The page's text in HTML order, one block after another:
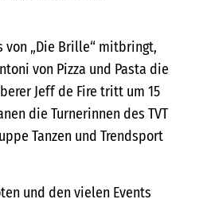
von „Die Brille“ mitbringt,
von Pizza und Pasta die
Jeff de Fire tritt um 15
die Turnerinnen des TVT
Tanzen und Trendsport
und den vielen Events